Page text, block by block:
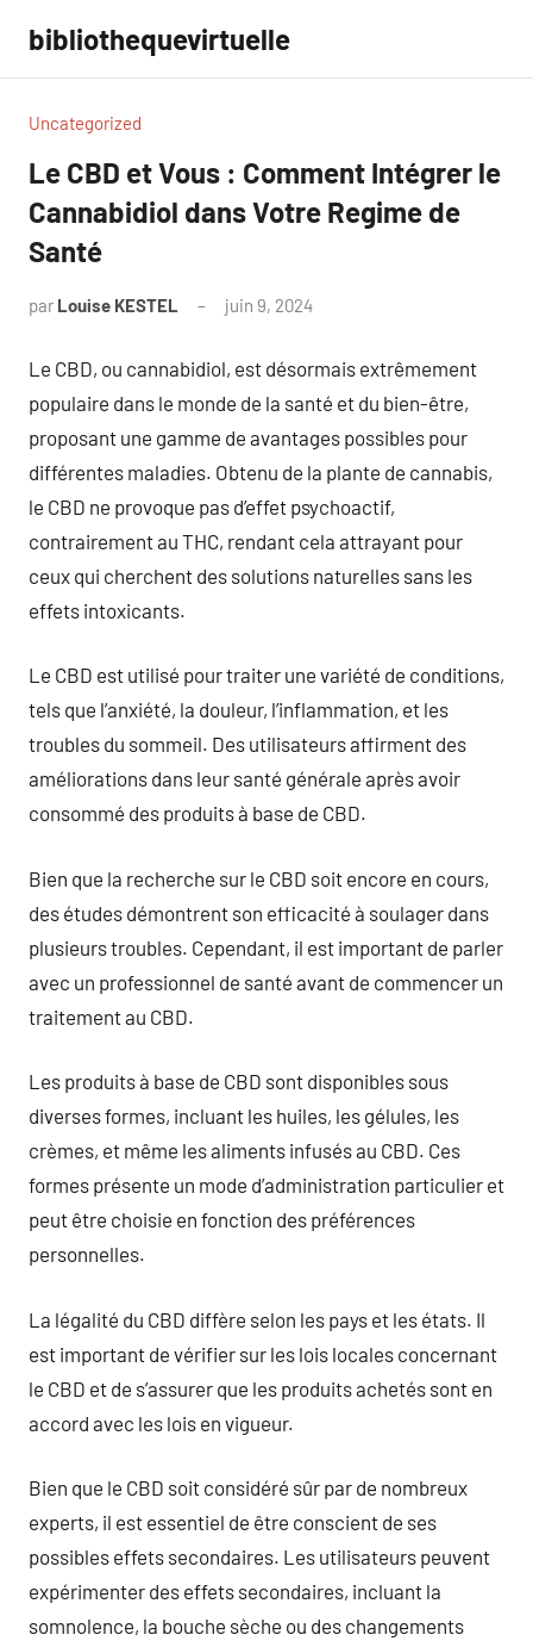
contenu
bibliothequevirtuelle
Uncategorized
Le CBD et Vous : Comment Intégrer le
Cannabidiol dans Votre Regime de
Santé
par Louise KESTEL juin 9, 2024
Le CBD, ou cannabidiol, est désormais extrêmement
populaire dans le monde de la santé et du bien-être,
proposant une gamme de avantages possibles pour
différentes maladies. Obtenu de la plante de cannabis,
le CBD ne provoque pas d’effet psychoactif,
contrairement au THC, rendant cela attrayant pour
ceux qui cherchent des solutions naturelles sans les
effets intoxicants.
Le CBD est utilisé pour traiter une variété de conditions,
tels que l’anxiété, la douleur, l’inflammation, et les
troubles du sommeil. Des utilisateurs affirment des
améliorations dans leur santé générale après avoir
consommé des produits à base de CBD.
Bien que la recherche sur le CBD soit encore en cours,
des études démontrent son efficacité à soulager dans
plusieurs troubles. Cependant, il est important de parler
avec un professionnel de santé avant de commencer un
traitement au CBD.
Les produits à base de CBD sont disponibles sous
diverses formes, incluant les huiles, les gélules, les
crèmes, et même les aliments infusés au CBD. Ces
formes présente un mode d’administration particulier et
peut être choisie en fonction des préférences
personnelles.
La légalité du CBD diffère selon les pays et les états. Il
est important de vérifier sur les lois locales concernant
le CBD et de s’assurer que les produits achetés sont en
accord avec les lois en vigueur.
Bien que le CBD soit considéré sûr par de nombreux
experts, il est essentiel de être conscient de ses
possibles effets secondaires. Les utilisateurs peuvent
expérimenter des effets secondaires, incluant la
somnolence, la bouche sèche ou des changements